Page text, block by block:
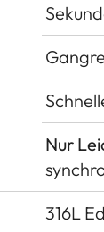
Nur
316L